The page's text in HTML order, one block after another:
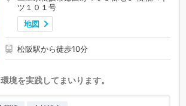
ツ１０１号
地図
松阪駅から徒歩10分
境を実践してまいります。